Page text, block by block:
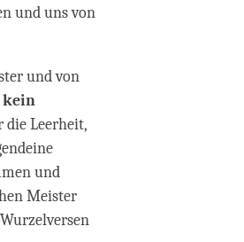
und uns von
und von
kein
die Leerheit,
und
Meister